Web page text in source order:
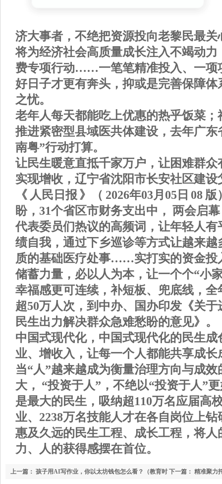
济大事者，不绝把资源投向老黎民最关
将为经济社会高质量成长注入不竭动力
费专项行动……一笔笔精准投入、一项
好日子才更有奔头，抑或是完善保障
之忧。
老年人每天都能吃上优惠的热乎饭菜；
推进紧密型县域医共体建设，去年广东
南粤”行动打算。
让民生暖意直抵千家万户，让困难群众
实现增收，辽宁省沈阳市长安社区建设
《 人民日报 》（ 2026年03月05日 08
盼，31个省区市财务支出中， 两会启
代表委员们热议的高频词，让年轻人有
绩自我，通过下乡巡诊等方式让越来越
质的基础医疗处事……实打实的资金投
储蓄力量，必以人为本，让一个个“小
幸福感更可连续，补短板、兜底线，全
超50万人次，到中办、国办印发《关
民生出力解决群众急难愁盼的意见》。
中国式现代化，中国式现代化的民生成
业、增收入，让每一个人都能共享成长
当“人”越来越成为衡量治理方向与成
大， “投资于人”，不绝以“投资于人”
是最大的民生，吸纳超110万名应届高
业、2238万名技能人才在各自岗位上
惠及久远的民生工程、成长工程，将人
力、人的获得感摆在首位。
下一篇： 精准聚力
上一篇： 孩子用AI写作业，你以太坊钱包怎么看？（教育时